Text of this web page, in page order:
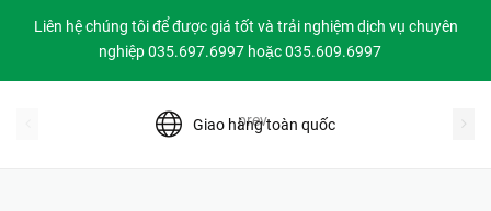
Liên hệ chúng tôi để được giá tốt và trải nghiệm dịch vụ chuyên
nghiệp 035.697.6997 hoặc 035.609.6997
Giao hàng toàn quốc
prev